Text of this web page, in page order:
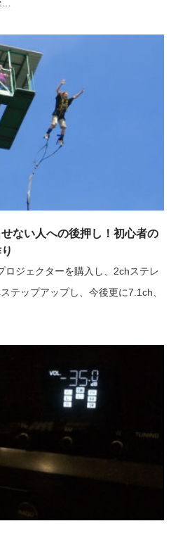
ない人への後押し！初心者の
ロジェクターを購入し、2chステレ
テップアップし、今後更に7.1ch、